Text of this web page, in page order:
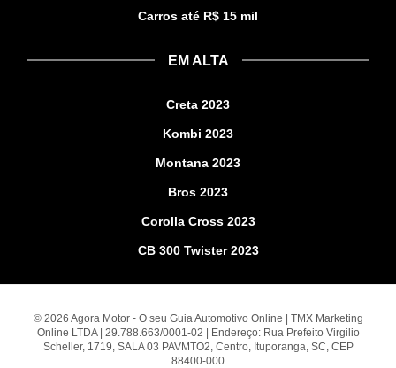
Carros até R$ 15 mil
EM ALTA
Creta 2023
Kombi 2023
Montana 2023
Bros 2023
Corolla Cross 2023
CB 300 Twister 2023
© 2026 Agora Motor - O seu Guia Automotivo Online | TMX Marketing
Online LTDA | 29.788.663/0001-02 | Endereço: Rua Prefeito Virgilio
Scheller, 1719, SALA 03 PAVMTO2, Centro, Ituporanga, SC, CEP
88400-000